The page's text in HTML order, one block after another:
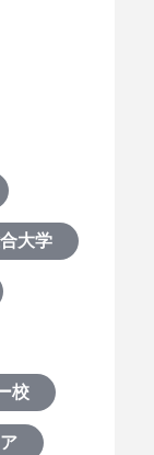
大学
校